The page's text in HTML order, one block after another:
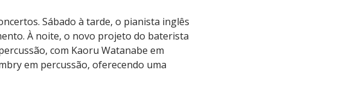
Sábado à tarde, o pianista inglês
À noite, o novo projeto do baterista
com Kaoru Watanabe em
em percussão, oferecendo uma